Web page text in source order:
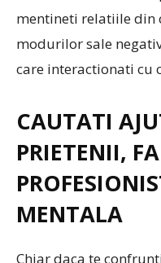
mentineti relatiile din
modurilor sale
care interactionati cu
CAUTATI
PRIETENII,
MENTALA
Chiar daca te